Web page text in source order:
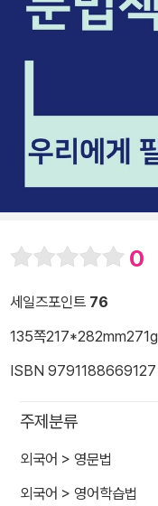
0
세일즈포인트 76
135쪽217*282mm271g
ISBN 9791188669127
주제분류
외국어 > 영문법
외국어 > 영어학습법